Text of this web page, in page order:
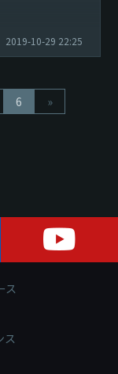
たメンテナンス
いただきありが
2019-10-29 22:25
6 »
ス
ス